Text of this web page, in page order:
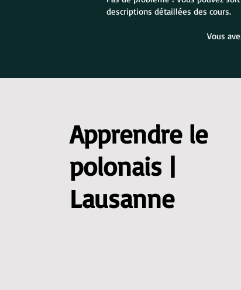
descriptions détaillées des cours.
Vous
Apprendre le
polonais |
Lausanne